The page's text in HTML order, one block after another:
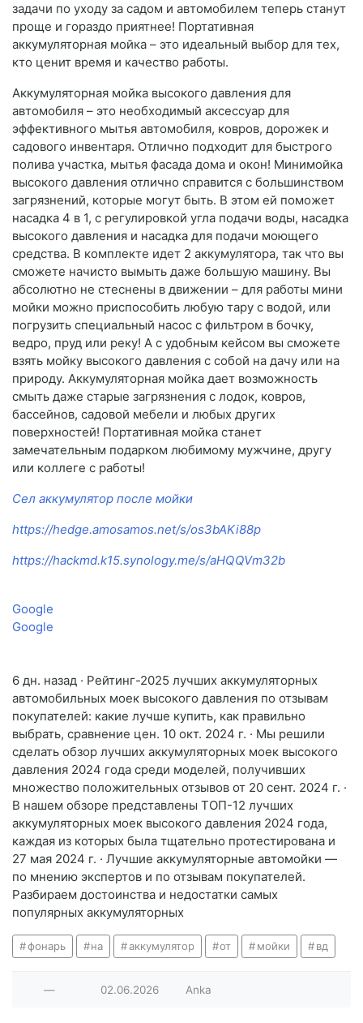
задачи по уходу за садом и автомобилем теперь станут
проще и гораздо приятнее! Портативная
аккумуляторная мойка – это идеальный выбор для тех,
кто ценит время и качество работы.
Аккумуляторная мойка высокого давления для
автомобиля – это необходимый аксессуар для
эффективного мытья автомобиля, ковров, дорожек и
садового инвентаря. Отлично подходит для быстрого
полива участка, мытья фасада дома и окон! Минимойка
высокого давления отлично справится с большинством
загрязнений, которые могут быть. В этом ей поможет
насадка 4 в 1, с регулировкой угла подачи воды, насадка
высокого давления и насадка для подачи моющего
средства. В комплекте идет 2 аккумулятора, так что вы
сможете начисто вымыть даже большую машину. Вы
абсолютно не стеснены в движении – для работы мини
мойки можно приспособить любую тару с водой, или
погрузить специальный насос с фильтром в бочку,
ведро, пруд или реку! А с удобным кейсом вы сможете
взять мойку высокого давления с собой на дачу или на
природу. Аккумуляторная мойка дает возможность
смыть даже старые загрязнения с лодок, ковров,
бассейнов, садовой мебели и любых других
поверхностей! Портативная мойка станет
замечательным подарком любимому мужчине, другу
или коллеге с работы!
Сел аккумулятор после мойки
https://hedge.amosamos.net/s/os3bAKi88p
https://hackmd.k15.synology.me/s/aHQQVm32b
Google
Google
6 дн. назад · Рейтинг-2025 лучших аккумуляторных
автомобильных моек высокого давления по отзывам
покупателей: какие лучше купить, как правильно
выбрать, сравнение цен. 10 окт. 2024 г. · Мы решили
сделать обзор лучших аккумуляторных моек высокого
давления 2024 года среди моделей, получивших
множество положительных отзывов от 20 сент. 2024 г. ·
В нашем обзоре представлены ТОП-12 лучших
аккумуляторных моек высокого давления 2024 года,
каждая из которых была тщательно протестирована и
27 мая 2024 г. · Лучшие аккумуляторные автомойки —
по мнению экспертов и по отзывам покупателей.
Разбираем достоинства и недостатки самых
популярных аккумуляторных
фонарь на аккумулятор от мойки вд
— 02.06.2026 Anka